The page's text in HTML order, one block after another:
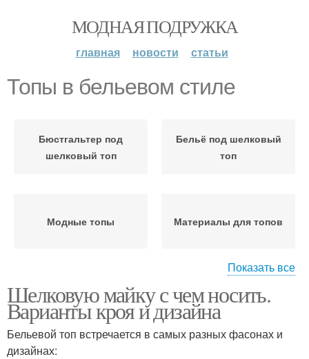
МОДНАЯ ПОДРУЖКА
главная новости статьи
Топы в бельевом стиле
Бюстгальтер под
шелковый топ
Бельё под шелковый
топ
Модные топы Материалы для топов
Топы с кружевом Вязаные топы
Показать все
Шелковую майку с чем носить.
Варианты кроя и дизайна
Бельевой топ встречается в самых разных фасонах и
дизайнах: